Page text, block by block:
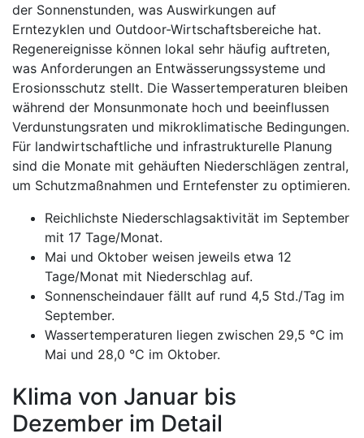
der Sonnenstunden, was Auswirkungen auf
Erntezyklen und Outdoor-Wirtschaftsbereiche hat.
Regenereignisse können lokal sehr häufig auftreten,
was Anforderungen an Entwässerungssysteme und
Erosionsschutz stellt. Die Wassertemperaturen bleiben
während der Monsunmonate hoch und beeinflussen
Verdunstungsraten und mikroklimatische Bedingungen.
Für landwirtschaftliche und infrastrukturelle Planung
sind die Monate mit gehäuften Niederschlägen zentral,
um Schutzmaßnahmen und Erntefenster zu optimieren.
Reichlichste Niederschlagsaktivität im September
mit 17 Tage/Monat.
Mai und Oktober weisen jeweils etwa 12
Tage/Monat mit Niederschlag auf.
Sonnenscheindauer fällt auf rund 4,5 Std./Tag im
September.
Wassertemperaturen liegen zwischen 29,5 °C im
Mai und 28,0 °C im Oktober.
Klima von Januar bis
Dezember im Detail